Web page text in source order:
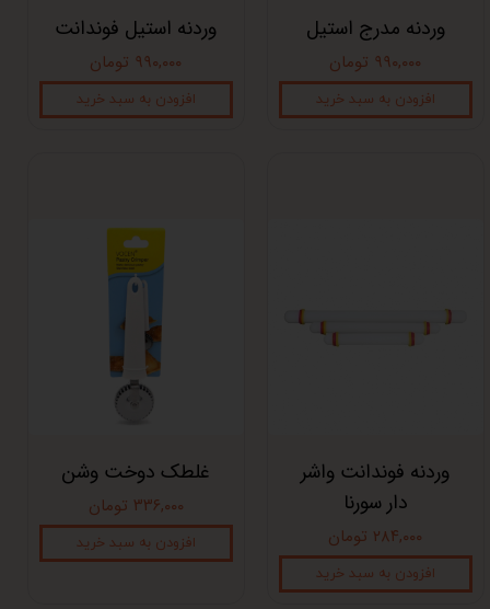
وردنه مدرج استیل
۹۹۰,۰۰۰ تومان
افزودن به سبد خرید
وردنه استیل فوندانت
۹۹۰,۰۰۰ تومان
افزودن به سبد خرید
وردنه فوندانت واشر
دار سورنا
۲۸۴,۰۰۰ تومان
افزودن به سبد خرید
غلطک دوخت وشن
۳۳۶,۰۰۰ تومان
افزودن به سبد خرید